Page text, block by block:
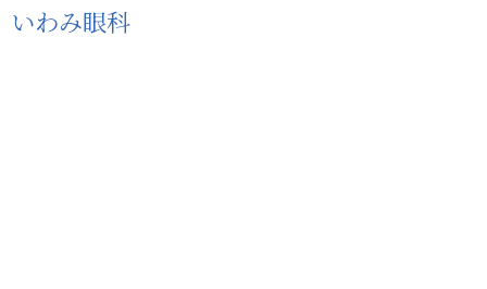
いわみ眼科